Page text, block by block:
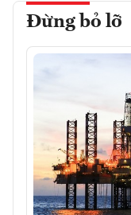
Đừng bỏ lỡ